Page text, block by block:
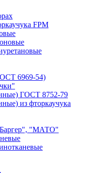
FPM
6969-54)
ГОСТ 8752-79
из фторкаучука
"МАТО"